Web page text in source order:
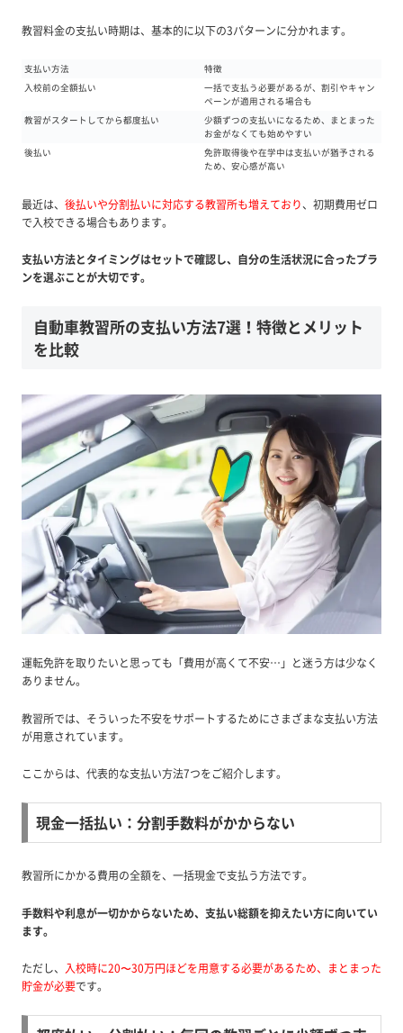
教習料金の支払い時期は、基本的に以下の3パターンに分かれます。
支払い方法
特徴
入校前の全額払い
一括で支払う必要があるが、割引やキャン
ペーンが適用される場合も
教習がスタートしてから都度払い
少額ずつの支払いになるため、まとまった
お金がなくても始めやすい
後払い
免許取得後や在学中は支払いが猶予される
ため、安心感が高い
最近は、 後払いや分割払いに対応する教習所も増えており、初期費用ゼロ
で入校できる場合もあります。
支払い方法とタイミングはセットで確認し、自分の生活状況に合ったプラ
ンを選ぶことが大切です。
自動車教習所の支払い方法7選！特徴とメリット
を比較
運転免許を取りたいと思っても「費用が高くて不安…」と迷う方は少なく
ありません。
教習所では、そういった不安をサポートするためにさまざまな支払い方法
が用意されています。
ここからは、代表的な支払い方法7つをご紹介します。
現金一括払い：分割手数料がかからない
教習所にかかる費用の全額を、一括現金で支払う方法です。
手数料や利息が一切かからないため、支払い総額を抑えたい方に向いてい
ます。
ただし、 入校時に20〜30万円ほどを用意する必要があるため、まとまった
貯金が必要です。